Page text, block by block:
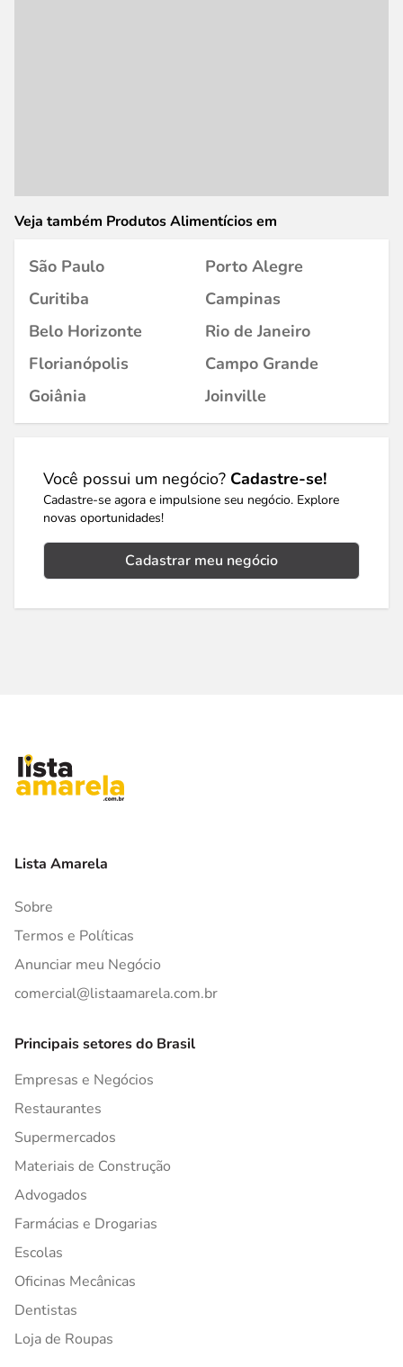
Veja também Produtos Alimentícios em
São Paulo
Porto Alegre
Curitiba
Campinas
Belo Horizonte
Rio de Janeiro
Florianópolis
Campo Grande
Goiânia
Joinville
Você possui um negócio? Cadastre-se!
Cadastre-se agora e impulsione seu negócio. Explore
novas oportunidades!
Cadastrar meu negócio
Lista Amarela
Sobre
Termos e Políticas
Anunciar meu Negócio
comercial@listaamarela.com.br
Principais setores do Brasil
Empresas e Negócios
Restaurantes
Supermercados
Materiais de Construção
Advogados
Farmácias e Drogarias
Escolas
Oficinas Mecânicas
Dentistas
Loja de Roupas